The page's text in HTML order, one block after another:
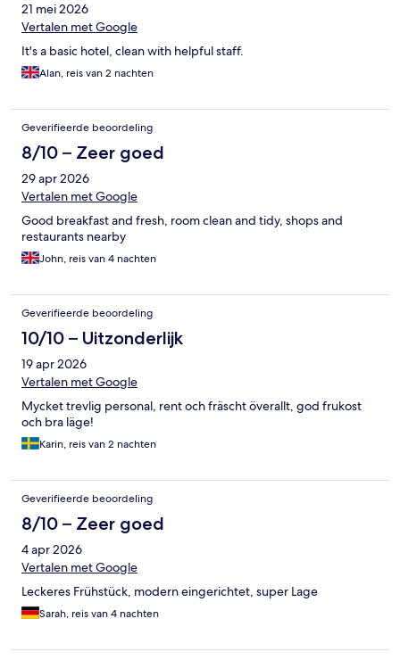
21 mei 2026
Vertalen met Google
It's a basic hotel, clean with helpful staff.
Alan, reis van 2 nachten
Geverifieerde beoordeling
8/10 – Zeer goed
29 apr 2026
Vertalen met Google
Good breakfast and fresh, room clean and tidy, shops and
restaurants nearby
John, reis van 4 nachten
Geverifieerde beoordeling
10/10 – Uitzonderlijk
19 apr 2026
Vertalen met Google
Mycket trevlig personal, rent och fräscht överallt, god frukost
och bra läge!
Karin, reis van 2 nachten
Geverifieerde beoordeling
8/10 – Zeer goed
4 apr 2026
Vertalen met Google
Leckeres Frühstück, modern eingerichtet, super Lage
Sarah, reis van 4 nachten